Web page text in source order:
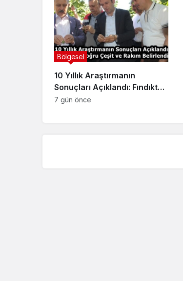
10 Yıllık Araştırmanın
Sonuçları Açıklandı: Fındıkta
Doğru Çeşit ve Rakım
Bölgesel
7 gün önce